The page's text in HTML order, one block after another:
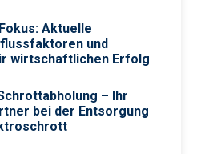
Aktuelle
und
wirtschaftlichen Erfolg
– Ihr
bei der Entsorgung